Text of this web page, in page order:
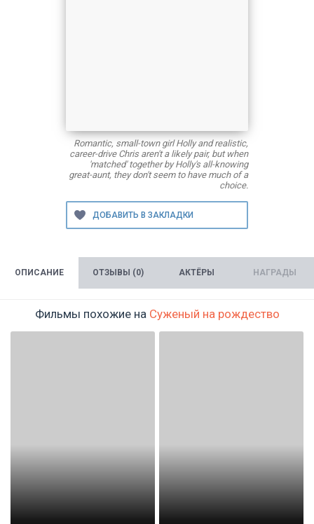
Romantic, small-town girl Holly and realistic,
career-drive Chris aren't a likely pair, but when
'matched' together by Holly's all-knowing
great-aunt, they don't seem to have much of a
choice.
ОПИСАНИЕ ОТЗЫВЫ (0) АКТЁРЫ НАГРАДЫ
Фильмы похожие на Суженый на рождество